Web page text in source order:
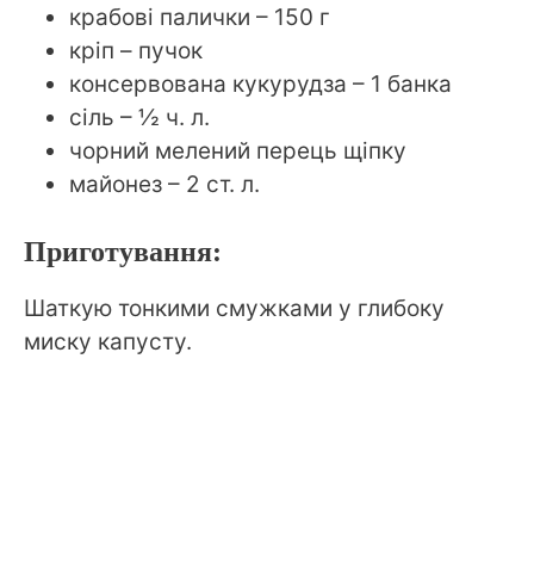
крабові палички – 150 г
кріп – пучок
консервована кукурудза – 1 банка
сіль – ½ ч. л.
чорний мелений перець щіпку
майонез – 2 ст. л.
Приготування:
Шаткую тонкими смужками у глибоку
миску капусту.